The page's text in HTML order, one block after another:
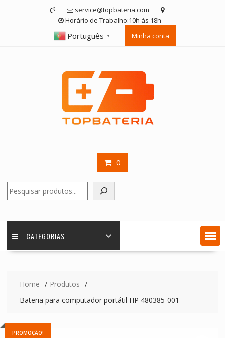
service@topbateria.com
Horário de Trabalho:10h às 18h
Português ▼ Minha conta
0
CATEGORIAS
Home
Produtos
Bateria para computador portátil HP 480385-001
PROMOÇÃO!